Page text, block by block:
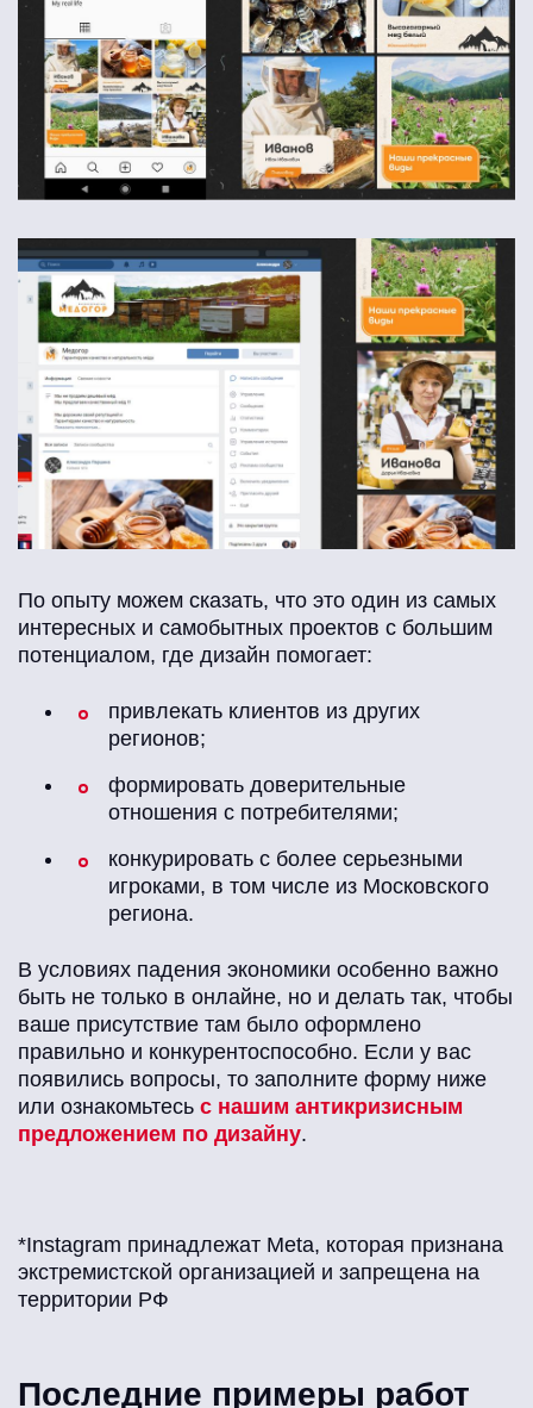
По опыту можем сказать, что это один из самых
интересных и самобытных проектов с большим
потенциалом, где дизайн помогает:
привлекать клиентов из других
регионов;
формировать доверительные
отношения с потребителями;
конкурировать с более серьезными
игроками, в том числе из Московского
региона.
В условиях падения экономики особенно важно
быть не только в онлайне, но и делать так, чтобы
ваше присутствие там было оформлено
правильно и конкурентоспособно. Если у вас
появились вопросы, то заполните форму ниже
или ознакомьтесь с нашим антикризисным
предложением по дизайну.
*Instagram принадлежат Meta, которая признана
экстремистской организацией и запрещена на
территории РФ
Последние примеры работ